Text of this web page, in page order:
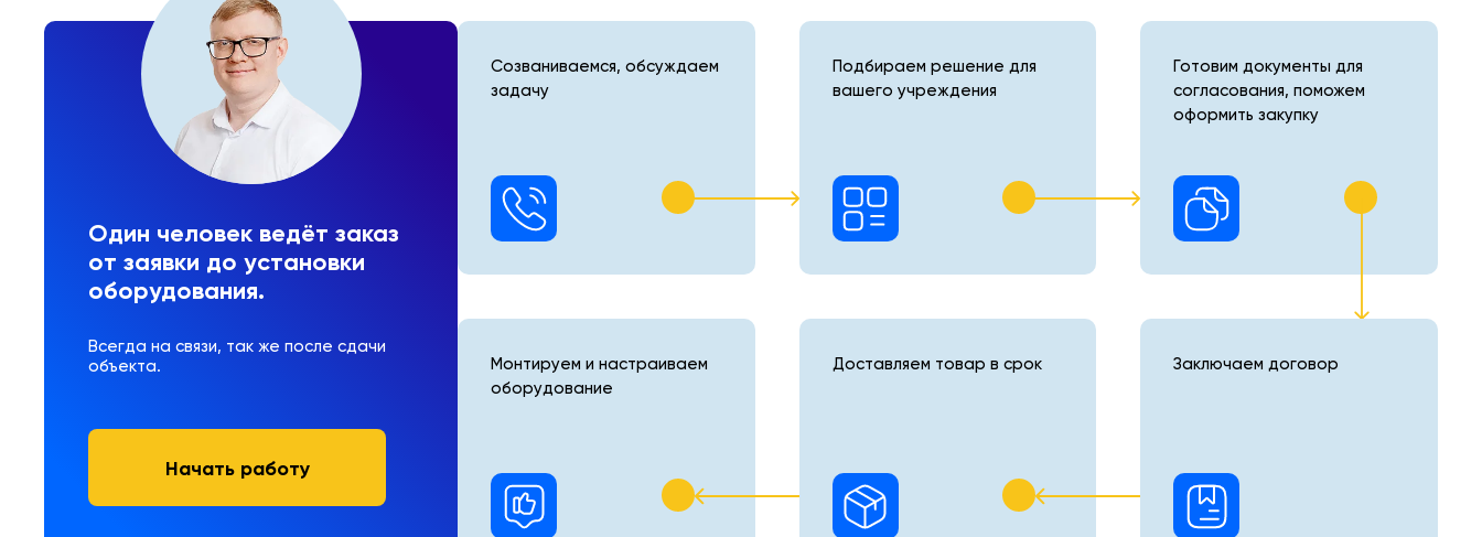
Один человек ведёт заказ
от заявки до установки
оборудования.
Всегда на связи, так же после сдачи
объекта.
Начать работу
Созваниваемся, обсуждаем
задачу
Подбираем решение для
вашего учреждения
Готовим документы для
согласования, поможем
оформить закупку
Монтируем и настраиваем
оборудование
Доставляем товар в срок Заключаем договор